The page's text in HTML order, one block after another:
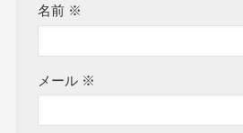
名前 ※
メール ※